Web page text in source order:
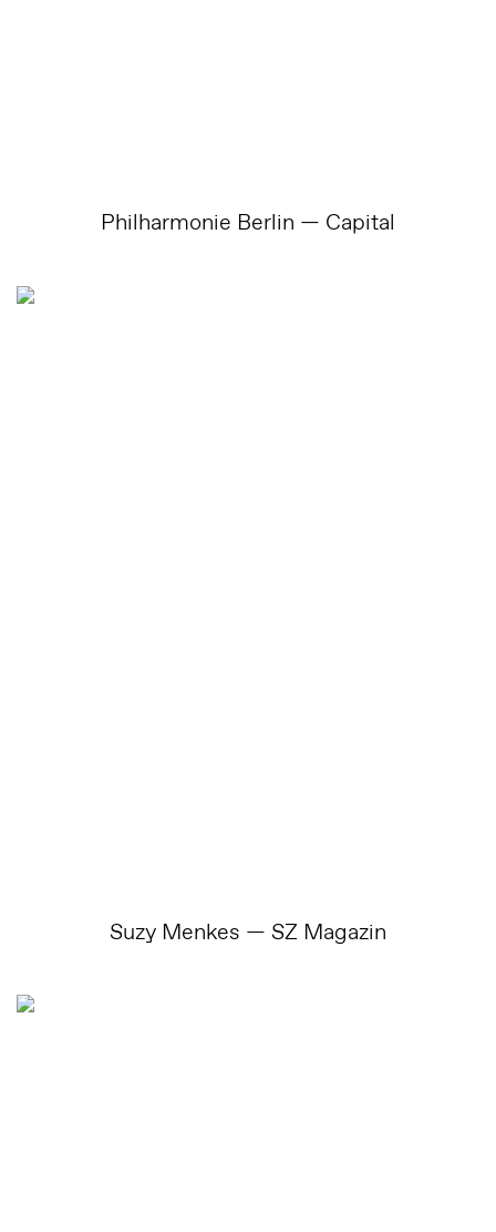
Philharmonie Berlin — Capital
Suzy Menkes — SZ Magazin